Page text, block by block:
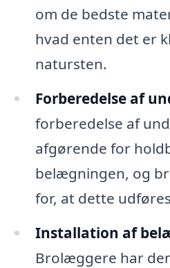
om de bedste
hvad enten det er
natursten.
Forberedelse af
forberedelse af
afgørende for
belægningen, og
for, at dette
Installation af
Brolæggere har